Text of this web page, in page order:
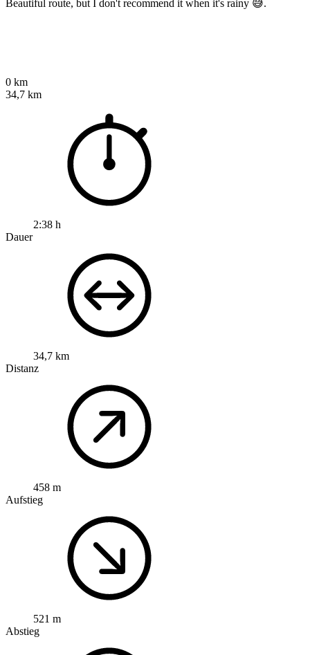
Beautiful route, but I don't recommend it when it's rainy 😅.
0 km
34,7 km
2:38 h
Dauer
34,7 km
Distanz
458 m
Aufstieg
521 m
Abstieg